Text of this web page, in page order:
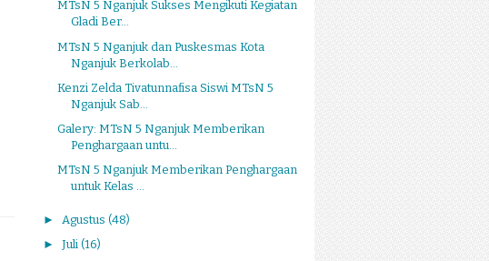
MTsN 5 Nganjuk Sukses Mengikuti Kegiatan
Gladi Ber...
MTsN 5 Nganjuk dan Puskesmas Kota
Nganjuk Berkolab...
Kenzi Zelda Tivatunnafisa Siswi MTsN 5
Nganjuk Sab...
Galery: MTsN 5 Nganjuk Memberikan
Penghargaan untu...
MTsN 5 Nganjuk Memberikan Penghargaan
untuk Kelas ...
► Agustus (48)
► Juli (16)